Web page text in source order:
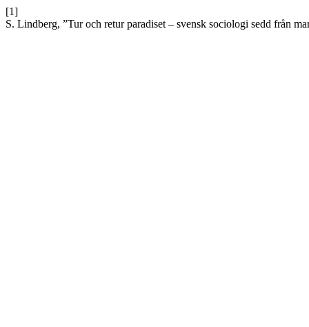
[1]
S. Lindberg, ”Tur och retur paradiset – svensk sociologi sedd från